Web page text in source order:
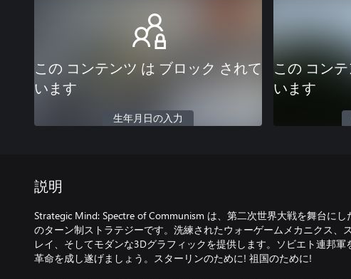
この コンテンツ は ブロック されて
います
生年月日の入力
この コン
います
説明
Strategic Mind: Spectre of Communism は、第二次世界大戦を舞台に
のターン制ストラテジーです。洗練されたウォーゲームメカニクス、
レイ、そしてモダンな3Dグラフィックを提供します。ソビエト連邦
革命を成し遂げましょう。スターリンのために! 祖国のために!